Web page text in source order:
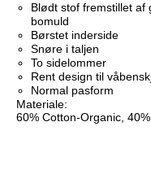
Blødt stof fremstillet af
bomuld
Børstet inderside
Snøre i taljen
To sidelommer
Rent design til
Normal pasform
Materiale:
60% Cotton-Organic,